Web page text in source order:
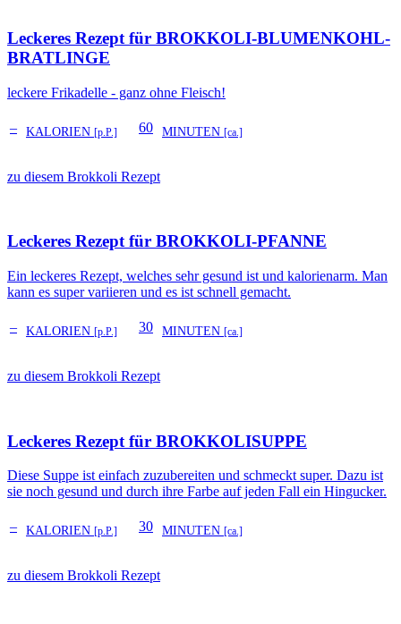
Leckeres Rezept für BROKKOLI-BLUMENKOHL-
BRATLINGE
leckere Frikadelle - ganz ohne Fleisch!
– KALORIEN [p.P.] 60 MINUTEN [ca.]
zu diesem Brokkoli Rezept
Leckeres Rezept für BROKKOLI-PFANNE
Ein leckeres Rezept, welches sehr gesund ist und kalorienarm. Man
kann es super variieren und es ist schnell gemacht.
– KALORIEN [p.P.] 30 MINUTEN [ca.]
zu diesem Brokkoli Rezept
Leckeres Rezept für BROKKOLISUPPE
Diese Suppe ist einfach zuzubereiten und schmeckt super. Dazu ist
sie noch gesund und durch ihre Farbe auf jeden Fall ein Hingucker.
– KALORIEN [p.P.] 30 MINUTEN [ca.]
zu diesem Brokkoli Rezept